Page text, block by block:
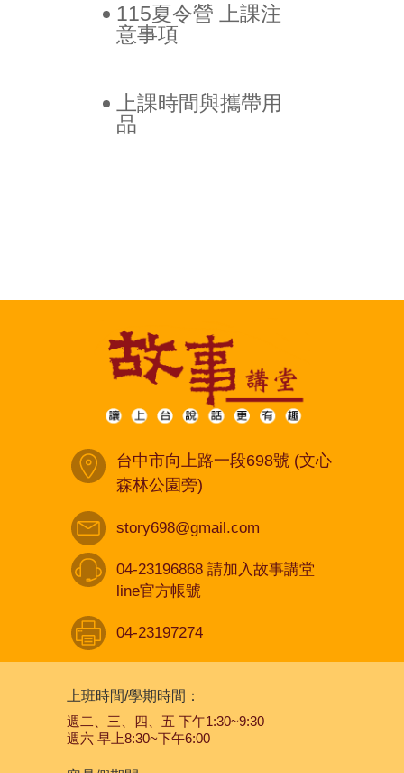
115夏令營 上課注
意事項
上課時間與攜帶用
品
台中市向上路一段698號 (文心
森林公園旁)
story698@gmail.com
04-23196868 請加入故事講堂
line官方帳號
04-23197274
上班時間/學期時間：
週二、三、四、五 下午1:30~9:30
週六 早上8:30~下午6:00